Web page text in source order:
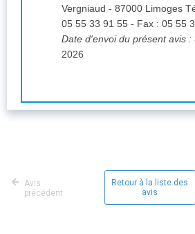
Vergniaud - 87000 Limoges
05 55 33 91 55 - Fax : 05 55
Date d'envoi du présent avis :
2026
Avis
précédent
Retour à la liste des
avis